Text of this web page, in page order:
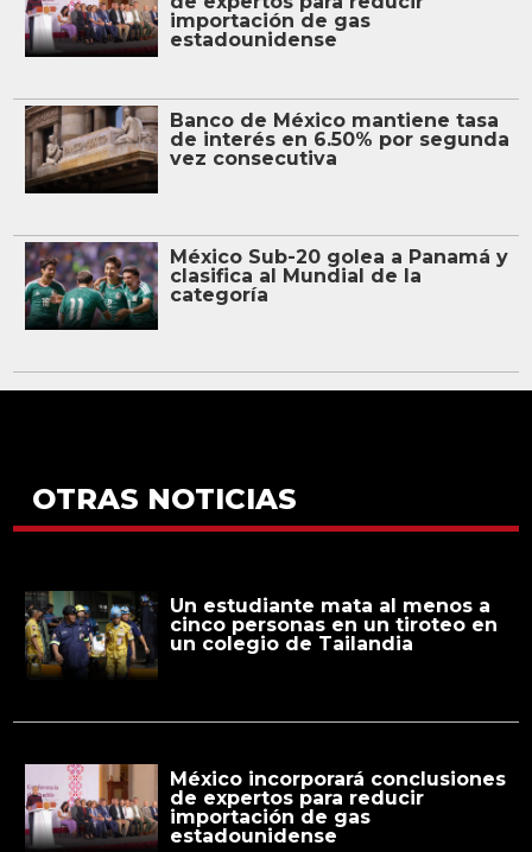
importación de gas
estadounidense
Banco de México mantiene tasa
de interés en 6.50% por segunda
vez consecutiva
México Sub-20 golea a Panamá y
clasifica al Mundial de la
categoría
OTRAS NOTICIAS
Un estudiante mata al menos a
cinco personas en un tiroteo en
un colegio de Tailandia
México incorporará conclusiones
de expertos para reducir
importación de gas
estadounidense